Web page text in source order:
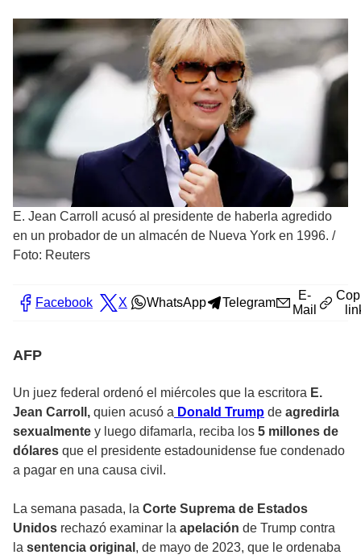
E. Jean Carroll acusó al presidente de haberla agredido
en un probador de un almacén de Nueva York en 1996. /
Foto: Reuters
Facebook X WhatsApp Telegram
E-
Mail
AFP
Un juez federal ordenó el miércoles que la escritora E.
Jean Carroll, quien acusó a Donald Trump de agredirla
sexualmente y luego difamarla, reciba los 5 millones de
dólares que el presidente estadounidense fue condenado
a pagar en una causa civil.
La semana pasada, la Corte Suprema de Estados
Unidos rechazó examinar la apelación de Trump contra
la sentencia original , de mayo de 2023, que le ordenaba